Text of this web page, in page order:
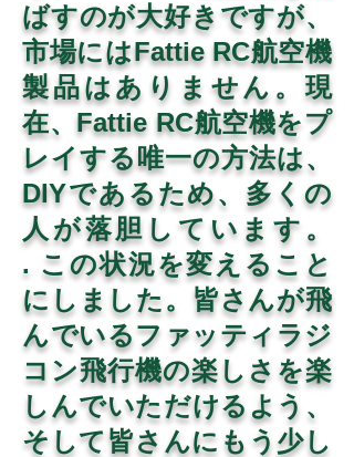
ばすのが大好きですが、
市場にはFattie RC航空機
製品はありません。現
在、Fattie RC航空機をプ
レイする唯一の方法は、
DIYであるため、多くの
人が落胆しています。
. この状況を変えること
にしました。皆さんが飛
んでいるファッティラジ
コン飛行機の楽しさを楽
しんでいただけるよう、
そして皆さんにもう少し